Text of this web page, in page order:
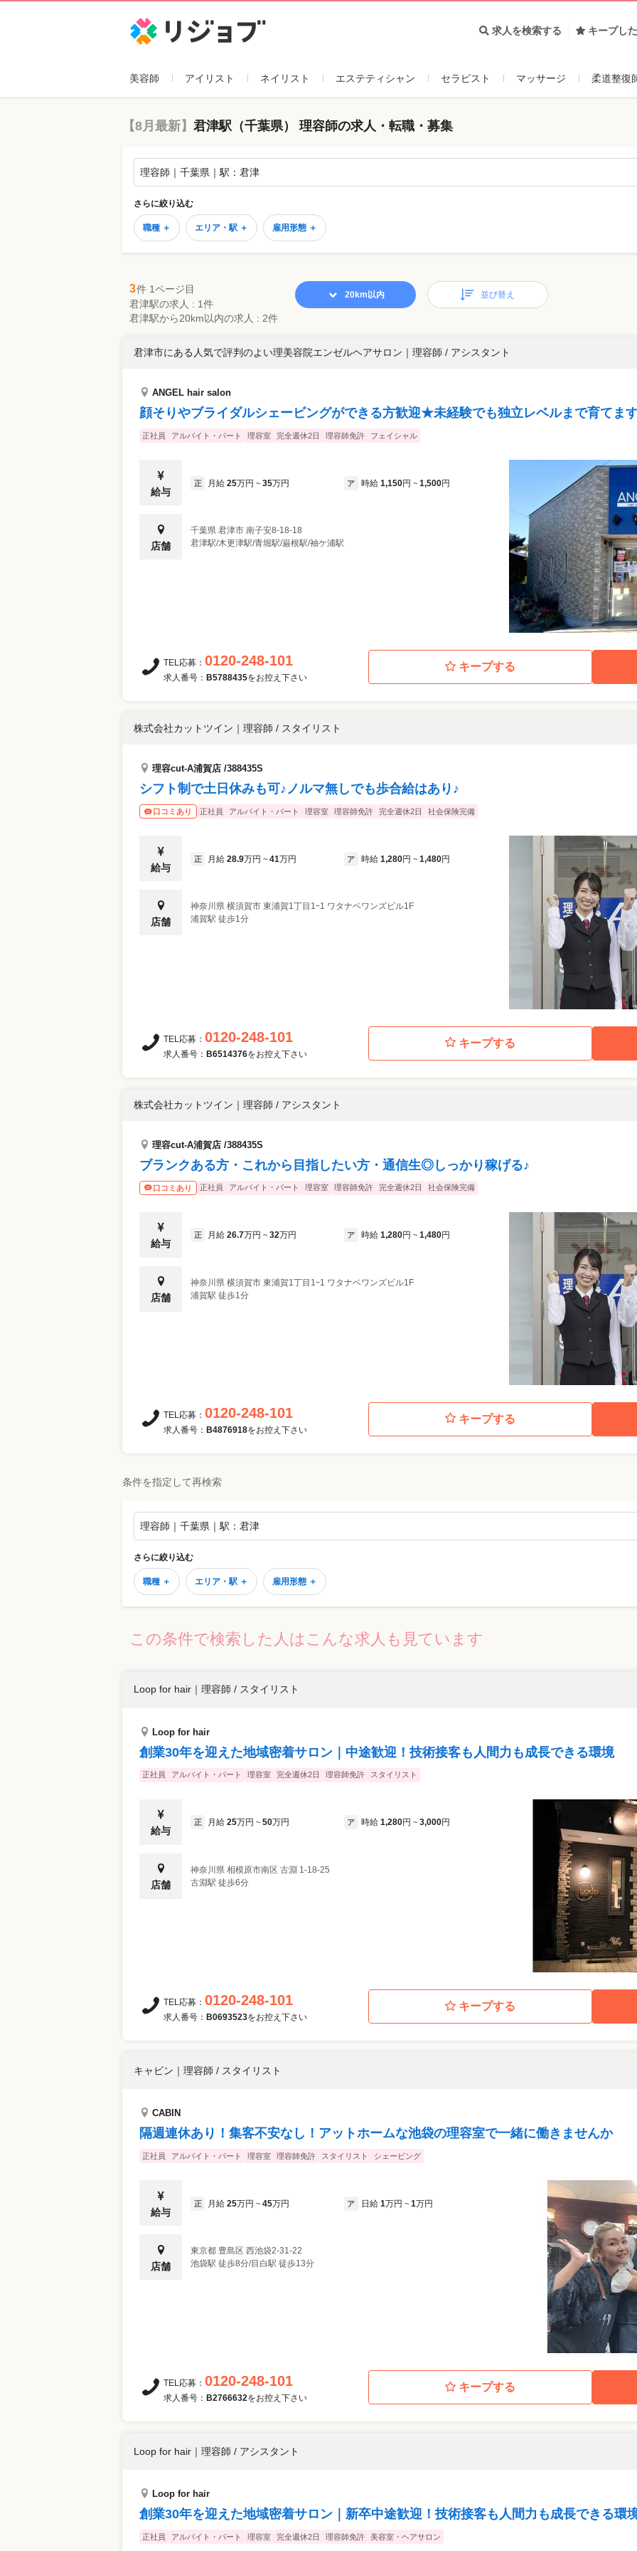
求人を検索する キープし
美容師 アイリスト ネイリスト エステティシャン セラピスト マッサージ 柔道整復
【8月最新】 君津駅（千葉県） 理容師の求人・転職・募集
理容師｜千葉県｜駅：君津
さらに絞り込む
職種 ＋ エリア・駅 ＋ 雇用形態 ＋
3件 1ページ目
君津駅の求人 : 1件
君津駅から20km以内の求人 : 2件
20km以内 並び替え
君津市にある人気で評判のよい理美容院エンゼルヘアサロン ｜ 理容師 / アシスタント
ANGEL hair salon
顔そりやブライダルシェービングができる方歓迎★未経験でも独立レベルまで育てま
正社員 アルバイト・パート 理容室 完全週休2日 理容師免許 フェイシャル
給与
正 月給 25万円 ~ 35万円 ア 時給 1,150円 ~ 1,500円
店舗
千葉県 君津市 南子安8-18-18
君津駅/木更津駅/青堀駅/巌根駅/袖ケ浦駅
キープする
TEL応募： 0120-248-101
求人番号： B5788435をお控え下さい
株式会社カットツイン ｜ 理容師 / スタイリスト
理容cut-A浦賀店 /388435S
シフト制で土日休みも可♪ノルマ無しでも歩合給はあり♪
口コミあり 正社員 アルバイト・パート 理容室 理容師免許 完全週休2日 社会保険完備
給与
正 月給 28.9万円 ~ 41万円 ア 時給 1,280円 ~ 1,480円
店舗
神奈川県 横須賀市 東浦賀1丁目1ｰ1 ワタナベワンズビル1F
浦賀駅 徒歩1分
キープする
TEL応募： 0120-248-101
求人番号： B6514376をお控え下さい
株式会社カットツイン ｜ 理容師 / アシスタント
理容cut-A浦賀店 /388435S
ブランクある方・これから目指したい方・通信生◎しっかり稼げる♪
口コミあり 正社員 アルバイト・パート 理容室 理容師免許 完全週休2日 社会保険完備
給与
正 月給 26.7万円 ~ 32万円 ア 時給 1,280円 ~ 1,480円
店舗
神奈川県 横須賀市 東浦賀1丁目1ｰ1 ワタナベワンズビル1F
浦賀駅 徒歩1分
キープする
TEL応募： 0120-248-101
求人番号： B4876918をお控え下さい
条件を指定して再検索
理容師｜千葉県｜駅：君津
さらに絞り込む
職種 ＋ エリア・駅 ＋ 雇用形態 ＋
この条件で検索した人はこんな求人も見ています
Loop for hair ｜ 理容師 / スタイリスト
Loop for hair
創業30年を迎えた地域密着サロン｜中途歓迎！技術接客も人間力も成長できる環境
正社員 アルバイト・パート 理容室 完全週休2日 理容師免許 スタイリスト
給与
正 月給 25万円 ~ 50万円 ア 時給 1,280円 ~ 3,000円
店舗
神奈川県 相模原市南区 古淵 1-18-25
古淵駅 徒歩6分
キープする
TEL応募： 0120-248-101
求人番号： B0693523をお控え下さい
キャビン ｜ 理容師 / スタイリスト
CABIN
隔週連休あり！集客不安なし！アットホームな池袋の理容室で一緒に働きませんか
正社員 アルバイト・パート 理容室 理容師免許 スタイリスト シェービング
給与
正 月給 25万円 ~ 45万円 ア 日給 1万円 ~ 1万円
店舗
東京都 豊島区 西池袋2-31-22
池袋駅 徒歩8分/目白駅 徒歩13分
キープする
TEL応募： 0120-248-101
求人番号： B2766632をお控え下さい
Loop for hair ｜ 理容師 / アシスタント
Loop for hair
創業30年を迎えた地域密着サロン｜新卒中途歓迎！技術接客も人間力も成長できる環
正社員 アルバイト・パート 理容室 完全週休2日 理容師免許 美容室・ヘアサロン